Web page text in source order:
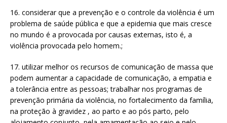
16. considerar que a prevenção e o controle da violência é um
problema de saúde pública e que a epidemia que mais cresce
no mundo é a provocada por causas externas, isto é, a
violência provocada pelo homem.;
17. utilizar melhor os recursos de comunicação de massa que
podem aumentar a capacidade de comunicação, a empatia e
a tolerância entre as pessoas; trabalhar nos programas de
prevenção primária da violência, no fortalecimento da família,
na proteção à gravidez , ao parto e ao pós parto, pelo